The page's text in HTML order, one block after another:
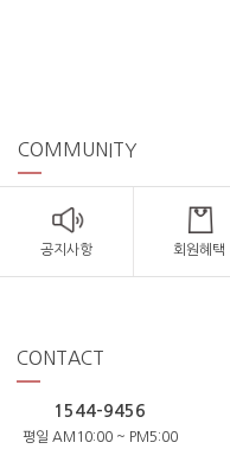
COMMUNITY
공지사항 회원혜택
CONTACT
1544-9456
평일 AM10:00 ~ PM5:00